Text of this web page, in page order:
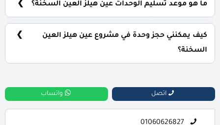
ما هو موعد تسليم الوحدات عين هيلز العين السخنة؟
كيف يمكنني حجز وحدة في مشروع عين هيلز العين
السخنة؟
اتصل واتساب
01060626827